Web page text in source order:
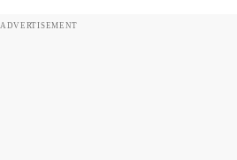
ADVERTISEMENT